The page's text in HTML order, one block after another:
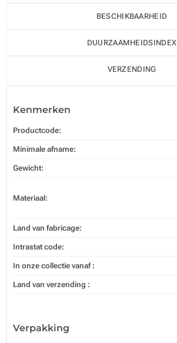
BESCHIKBAARHEID
DUURZAAMHEIDSINDEX
VERZENDING
Kenmerken
Productcode:
Minimale afname:
Gewicht:
Materiaal:
Land van fabricage:
Intrastat code:
In onze collectie vanaf :
Land van verzending :
Verpakking